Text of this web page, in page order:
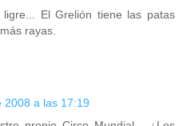
ligre... El Grelión tiene las patas
rayas.
2008 a las 17:19